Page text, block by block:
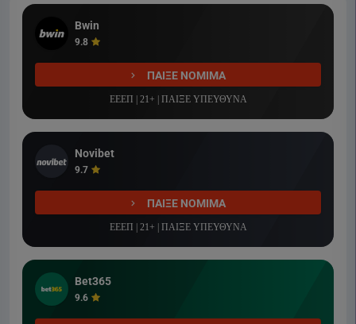
Bwin
9.8
ΠΑΙΞΕ ΝΟΜΙΜΑ
ΕΕΕΠ | 21+ | ΠΑΙΞΕ ΥΠΕΥΘΥΝΑ
Novibet
9.7
ΠΑΙΞΕ ΝΟΜΙΜΑ
ΕΕΕΠ | 21+ | ΠΑΙΞΕ ΥΠΕΥΘΥΝΑ
Bet365
9.6